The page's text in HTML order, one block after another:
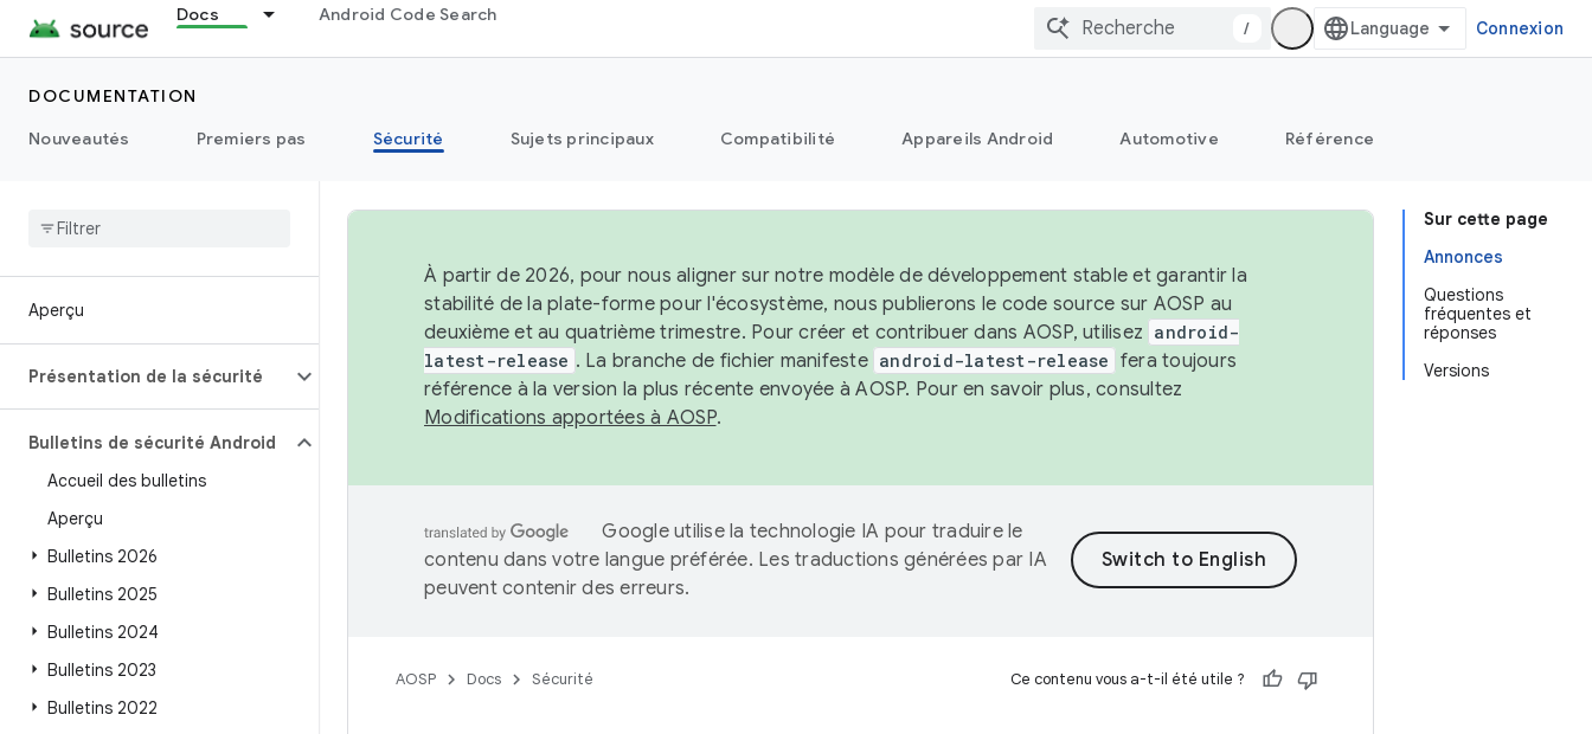
Docs Android Code Search
/ Connexion
DOCUMENTATION
Nouveautés
Premiers pas Sécurité Sujets principaux Compatibilité Appareils Android Automotive Référence
Aperçu
Présentation de la sécurité
Bulletins de sécurité Android
Accueil des bulletins
Aperçu
Bulletins 2026
Bulletins 2025
Bulletins 2024
Bulletins 2023
Bulletins 2022
Sur cette page
Annonces
Questions
fréquentes et
réponses
Versions
À partir de 2026, pour nous aligner sur notre modèle de développement stable et garantir la
stabilité de la plate-forme pour l'écosystème, nous publierons le code source sur AOSP au
deuxième et au quatrième trimestre. Pour créer et contribuer dans AOSP, utilisez android-
latest-release . La branche de fichier manifeste android-latest-release fera toujours
référence à la version la plus récente envoyée à AOSP. Pour en savoir plus, consultez
Modifications apportées à AOSP.
Google utilise la technologie IA pour traduire le
contenu dans votre langue préférée. Les traductions générées par IA
peuvent contenir des erreurs.
AOSP Docs Sécurité Ce contenu vous a-t-il été utile ?